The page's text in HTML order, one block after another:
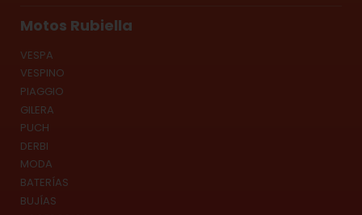
Motos Rubiella
VESPA
VESPINO
PIAGGIO
GILERA
PUCH
DERBI
MODA
BATERÍAS
BUJÍAS